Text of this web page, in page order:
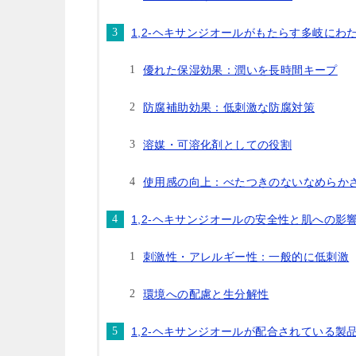
1,2-ヘキサンジオールがもたらす多岐にわ
優れた保湿効果：潤いを長時間キープ
防腐補助効果：低刺激な防腐対策
溶媒・可溶化剤としての役割
使用感の向上：べたつきのないなめらか
1,2-ヘキサンジオールの安全性と肌への影
刺激性・アレルギー性：一般的に低刺激
環境への配慮と生分解性
1,2-ヘキサンジオールが配合されている製